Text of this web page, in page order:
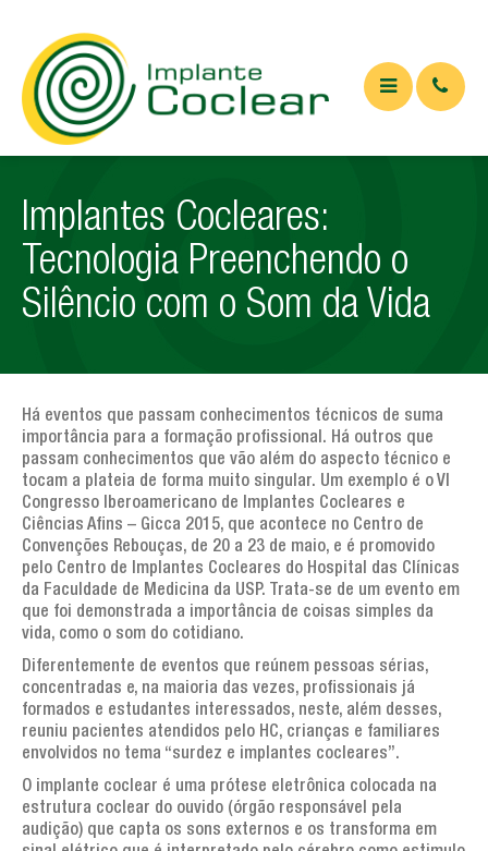
O QUE É
Implante coclear
Implante de tronco cerebral
Artigos Médicos
Artigos de interesse geral
AGENDA
TESTEMUNHOS
PERGUNTAS FREQUENTES
LINKS
CONTATOS
Implantes Cocleares:
Tecnologia Preenchendo o
Silêncio com o Som da Vida
Há eventos que passam conhecimentos técnicos de suma
importância para a formação profissional. Há outros que
passam conhecimentos que vão além do aspecto técnico e
tocam a plateia de forma muito singular. Um exemplo é o VI
Congresso Iberoamericano de Implantes Cocleares e
Ciências Afins – Gicca 2015, que acontece no Centro de
Convenções Rebouças, de 20 a 23 de maio, e é promovido
pelo Centro de Implantes Cocleares do Hospital das Clínicas
da Faculdade de Medicina da USP. Trata-se de um evento em
que foi demonstrada a importância de coisas simples da
vida, como o som do cotidiano.
Diferentemente de eventos que reúnem pessoas sérias,
concentradas e, na maioria das vezes, profissionais já
formados e estudantes interessados, neste, além desses,
reuniu pacientes atendidos pelo HC, crianças e familiares
envolvidos no tema “surdez e implantes cocleares”.
O implante coclear é uma prótese eletrônica colocada na
estrutura coclear do ouvido (órgão responsável pela
audição) que capta os sons externos e os transforma em